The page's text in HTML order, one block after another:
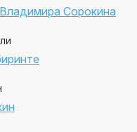
Сорокина